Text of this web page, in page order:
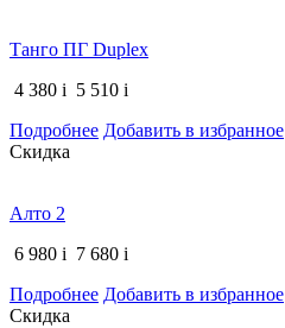
Танго ПГ Duplex
4 380 i 5 510 i
Подробнее Добавить в избранное
Скидка
Алто 2
6 980 i 7 680 i
Подробнее Добавить в избранное
Скидка